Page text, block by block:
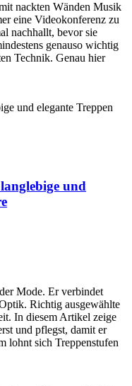
nackten Wänden Musik
eine Videokonferenz zu
nachhallt, bevor sie
genauso wichtig
Technik. Genau hier
und
Mode. Er verbindet
Richtig ausgewählte
In diesem Artikel zeige
und pflegst, damit er
lohnt sich Treppenstufen